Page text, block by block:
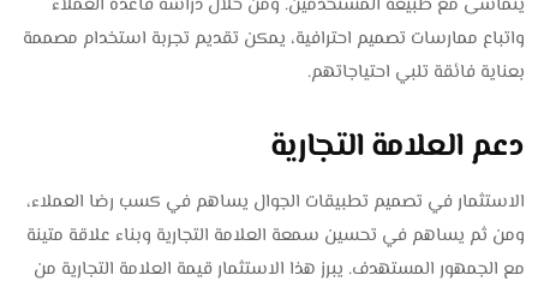
واتباع ممارسات تصميم احترافية، يمكن تقديم تجربة استخدام مصممة
بعناية فائقة تلبي احتياجاتهم.
دعم العلامة التجارية
الاستثمار في تصميم تطبيقات الجوال يساهم في كسب رضا العملاء،
ومن ثم يساهم في تحسين سمعة العلامة التجارية وبناء علاقة متينة
مع الجمهور المستهدف. يبرز هذا الاستثمار قيمة العلامة التجارية من